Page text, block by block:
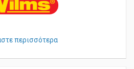
περισσότερα